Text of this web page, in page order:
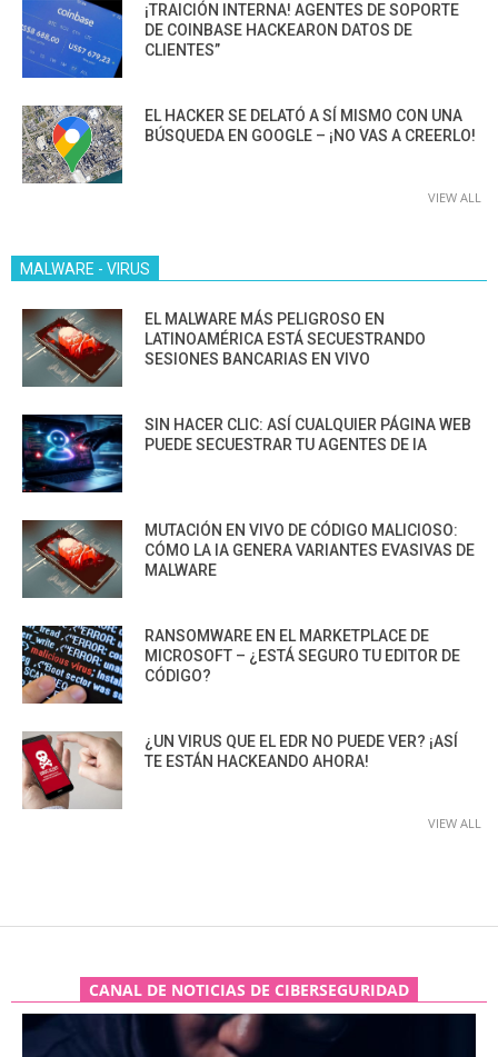
¡TRAICIÓN INTERNA! AGENTES DE SOPORTE
DE COINBASE HACKEARON DATOS DE
CLIENTES”
EL HACKER SE DELATÓ A SÍ MISMO CON UNA
BÚSQUEDA EN GOOGLE – ¡NO VAS A CREERLO!
VIEW ALL
MALWARE - VIRUS
EL MALWARE MÁS PELIGROSO EN
LATINOAMÉRICA ESTÁ SECUESTRANDO
SESIONES BANCARIAS EN VIVO
SIN HACER CLIC: ASÍ CUALQUIER PÁGINA WEB
PUEDE SECUESTRAR TU AGENTES DE IA
MUTACIÓN EN VIVO DE CÓDIGO MALICIOSO:
CÓMO LA IA GENERA VARIANTES EVASIVAS DE
MALWARE
RANSOMWARE EN EL MARKETPLACE DE
MICROSOFT – ¿ESTÁ SEGURO TU EDITOR DE
CÓDIGO?
¿UN VIRUS QUE EL EDR NO PUEDE VER? ¡ASÍ
TE ESTÁN HACKEANDO AHORA!
VIEW ALL
CANAL DE NOTICIAS DE CIBERSEGURIDAD